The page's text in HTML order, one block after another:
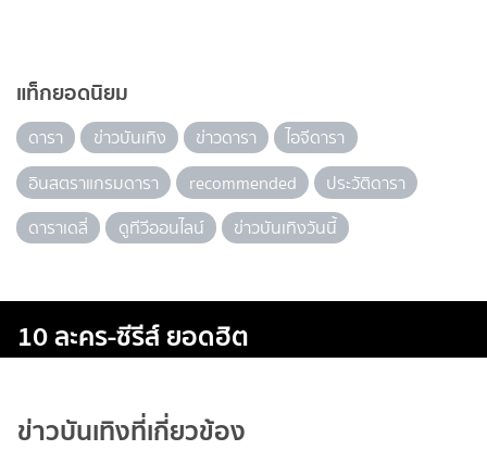
แท็กยอดนิยม
ดารา ข่าวบันเทิง ข่าวดารา
ไอจีดารา
อินสตราแกรมดารา
recommended
ประวัติดารา
ดาราเดลี่
ดูทีวีออนไลน์ ข่าวบันเทิงวันนี้
10 ละคร-ซีรีส์ ยอดฮิต
ข่าวบันเทิงที่เกี่ยวข้อง